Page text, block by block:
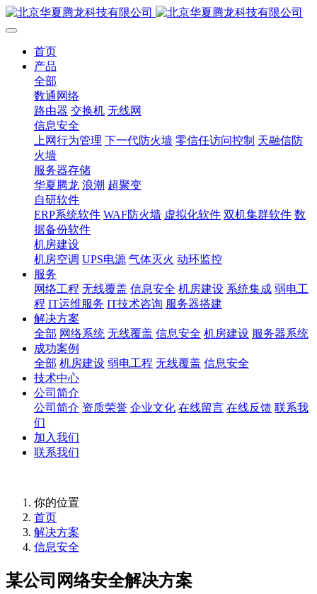
首页
产品
全部
数通网络
路由器 交换机 无线网
信息安全
上网行为管理 下一代防火墙 零信任访问控制 天融信防
火墙
服务器存储
华夏腾龙 浪潮 超聚变
自研软件
ERP系统软件 WAF防火墙 虚拟化软件 双机集群软件 数
据备份软件
机房建设
机房空调 UPS电源 气体灭火 动环监控
服务
网络工程 无线覆盖 信息安全 机房建设 系统集成 弱电工
程 IT运维服务 IT技术咨询 服务器搭建
解决方案
全部 网络系统 无线覆盖 信息安全 机房建设 服务器系统
成功案例
全部 机房建设 弱电工程 无线覆盖 信息安全
技术中心
公司简介
公司简介 资质荣誉 企业文化 在线留言 在线反馈 联系我
们
加入我们
联系我们
你的位置
首页
解决方案
信息安全
某公司网络安全解决方案